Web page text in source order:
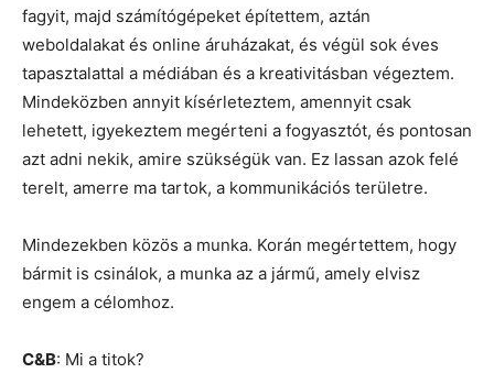
fagyit, majd számítógépeket építettem, aztán
weboldalakat és online áruházakat, és végül sok éves
tapasztalattal a médiában és a kreativitásban végeztem.
Mindeközben annyit kísérleteztem, amennyit csak
lehetett, igyekeztem megérteni a fogyasztót, és pontosan
azt adni nekik, amire szükségük van. Ez lassan azok felé
terelt, amerre ma tartok, a kommunikációs területre.
Mindezekben közös a munka. Korán megértettem, hogy
bármit is csinálok, a munka az a jármű, amely elvisz
engem a célomhoz.
C&B: Mi a titok?